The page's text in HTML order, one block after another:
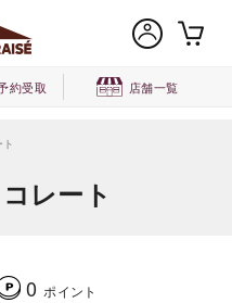
約受取 店舗一覧
レート
0 ポイント